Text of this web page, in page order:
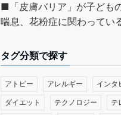
■「皮膚バリア」が子ども
喘息、花粉症に関わってい
タグ分類で探す
アトピー アレルギー インタ
ダイエット テクノロジー テ